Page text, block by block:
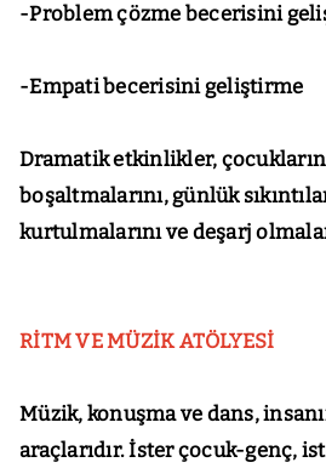
-Problem çözme becerisini
-Empati becerisini geliştirme
Dramatik etkinlikler,
boşaltmalarını, günlük
kurtulmalarını ve deşarj
RİTM VE MÜZİK ATÖLYESİ
Müzik, konuşma ve dans,
araçlarıdır. İster çocuk-genç,